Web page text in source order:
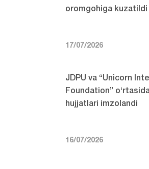
oromgohiga kuzatildi
17/07/2026
JDPU va “Unicorn
Foundation”
hujjatlari imzolandi
16/07/2026